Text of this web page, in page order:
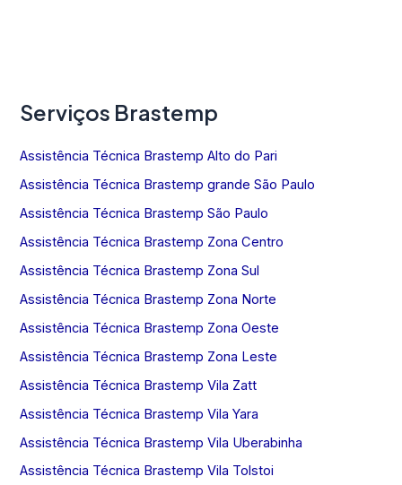
Serviços Brastemp
Assistência Técnica Brastemp Alto do Pari
Assistência Técnica Brastemp grande São Paulo
Assistência Técnica Brastemp São Paulo
Assistência Técnica Brastemp Zona Centro
Assistência Técnica Brastemp Zona Sul
Assistência Técnica Brastemp Zona Norte
Assistência Técnica Brastemp Zona Oeste
Assistência Técnica Brastemp Zona Leste
Assistência Técnica Brastemp Vila Zatt
Assistência Técnica Brastemp Vila Yara
Assistência Técnica Brastemp Vila Uberabinha
Assistência Técnica Brastemp Vila Tolstoi